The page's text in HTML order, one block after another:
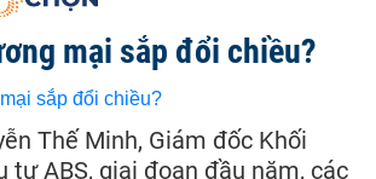
mại sắp đổi chiều?
Thế Minh, Giám đốc Khối
tư ABS, giai đoạn đầu năm, các